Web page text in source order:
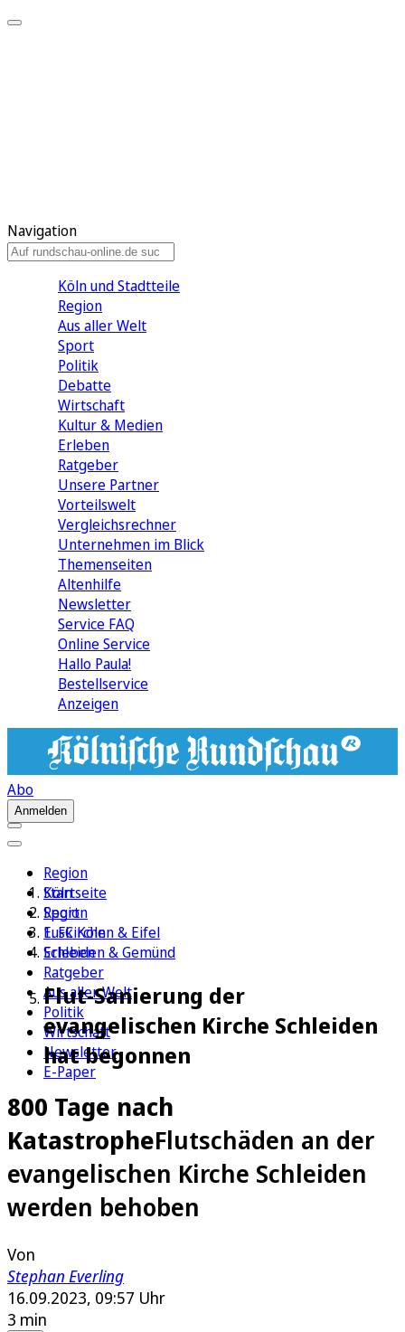
Navigation
Köln und Stadtteile
Region
Aus aller Welt
Sport
Politik
Debatte
Wirtschaft
Kultur & Medien
Erleben
Ratgeber
Unsere Partner
Vorteilswelt
Vergleichsrechner
Unternehmen im Blick
Themenseiten
Altenhilfe
Newsletter
Service FAQ
Online Service
Hallo Paula!
Bestellservice
Anzeigen
Abo
Anmelden
Region
Köln
Sport
1. FC Köln
Erleben
Ratgeber
Aus aller Welt
Politik
Wirtschaft
Newsletter
E-Paper
Startseite
Region
Euskirchen & Eifel
Schleiden & Gemünd
Flut-Sanierung der
evangelischen Kirche Schleiden
hat begonnen
800 Tage nach
KatastropheFlutschäden an der
evangelischen Kirche Schleiden
werden behoben
Von
Stephan Everling
16.09.2023, 09:57 Uhr
3 min